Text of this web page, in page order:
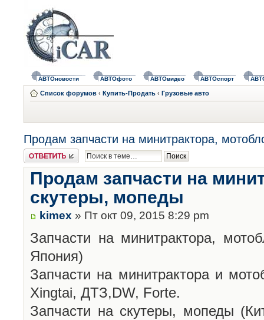
АВТОновости АВТОфото АВТОвидео АВТОспорт
Список форумов ‹ Купить-Продать ‹ Грузовые авто
Продам запчасти на минитрактора,
Ответить
Продам запчасти на
скутеры, мопеды
kimex » Пт окт 09, 2015 8:29 pm
Запчасти на минитрактора,
Япония)
Запчасти на минитрактора и
Xingtai, ДТЗ,DW, Forte.
Запчасти на скутеры, мопеды